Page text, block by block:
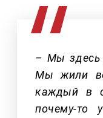
– Мы здесь
Мы жили
каждый в
почему-то